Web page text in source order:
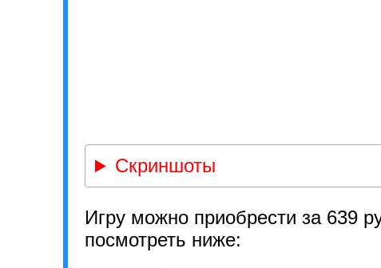
Скриншоты
Игру можно приобрести за 639
посмотреть ниже: